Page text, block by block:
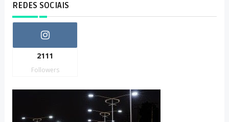
REDES SOCIAIS
2111
Followers